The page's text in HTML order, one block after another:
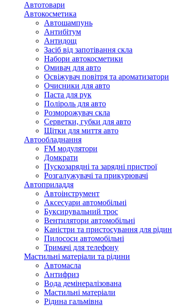
Автотовари
Автокосметика
Автошампунь
Антибітум
Антидощ
Засіб від запотівання скла
Набори автокосметики
Омивач для авто
Освіжувач повітря та ароматизатори
Очисники для авто
Паста для рук
Поліроль для авто
Розморожувач скла
Серветки, губки для авто
Щітки для миття авто
Автообладнання
FM модулятори
Домкрати
Пускозарядні та зарядні пристрої
Розгалужувачі та прикурювачі
Автоприладдя
Автоінструмент
Аксесуари автомобільні
Буксирувальний трос
Вентилятори автомобільні
Каністри та пристосування для рідин
Пилососи автомобільні
Тримачі для телефону
Мастильні матеріали та рідини
Автомасла
Антифриз
Вода демінералізована
Мастильні матеріали
Рідина гальмівна